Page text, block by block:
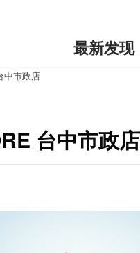
最新发现
中市政店
台中市政